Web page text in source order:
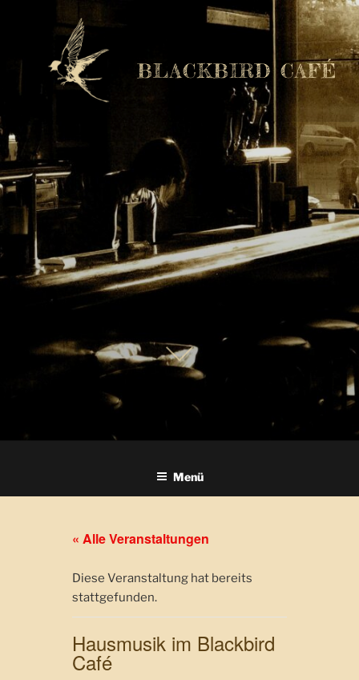
BLACKBIRD CAFÉ
Menü
« Alle Veranstaltungen
Diese Veranstaltung hat bereits
stattgefunden.
Hausmusik im Blackbird
Café